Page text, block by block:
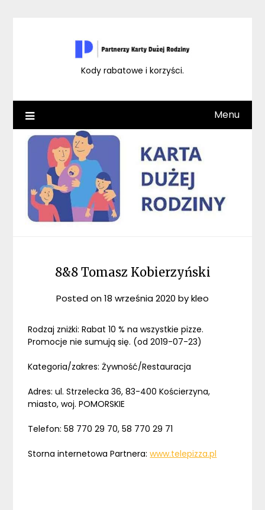
Kody rabatowe i korzyści.
Menu
8&8 Tomasz Kobierzyński
Posted on18 września 2020 bykleo
Rodzaj zniżki: Rabat 10 % na wszystkie pizze.
Promocje nie sumują się. (od 2019-07-23)
Kategoria/zakres: Żywność/Restauracja
Adres: ul. Strzelecka 36, 83-400 Kościerzyna,
miasto, woj. POMORSKIE
Telefon: 58 770 29 70, 58 770 29 71
Storna internetowa Partnera:www.telepizza.pl